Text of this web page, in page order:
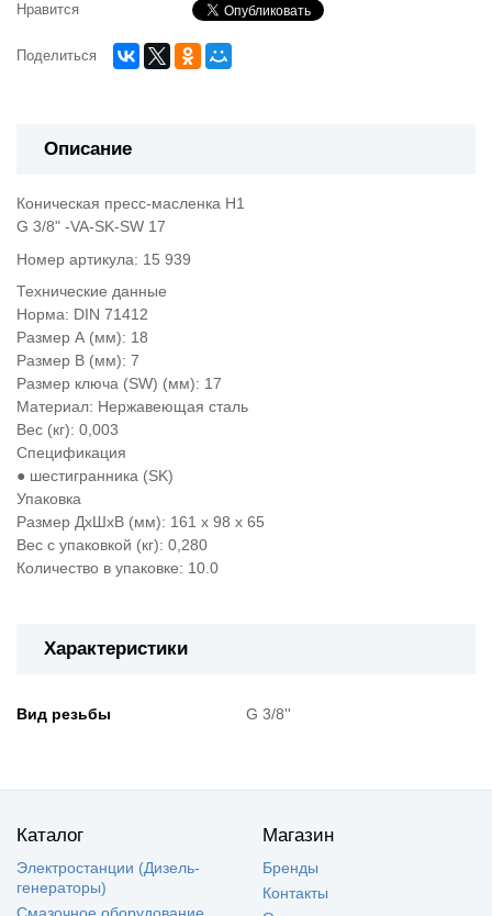
Нравится
Поделиться
Описание
Коническая пресс-масленка Н1
G 3/8" -VA-SK-SW 17
Номер артикула: 15 939
Технические данные
Норма: DIN 71412
Размер А (мм): 18
Размер В (мм): 7
Размер ключа (SW) (мм): 17
Материал: Нержавеющая сталь
Вес (кг): 0,003
Спецификация
● шестигранника (SK)
Упаковка
Размер ДхШхВ (мм): 161 x 98 x 65
Вес с упаковкой (кг): 0,280
Количество в упаковке: 10.0
Характеристики
Вид резьбы G 3/8''
Каталог
Электростанции (Дизель-
генераторы)
Магазин
Бренды
Контакты